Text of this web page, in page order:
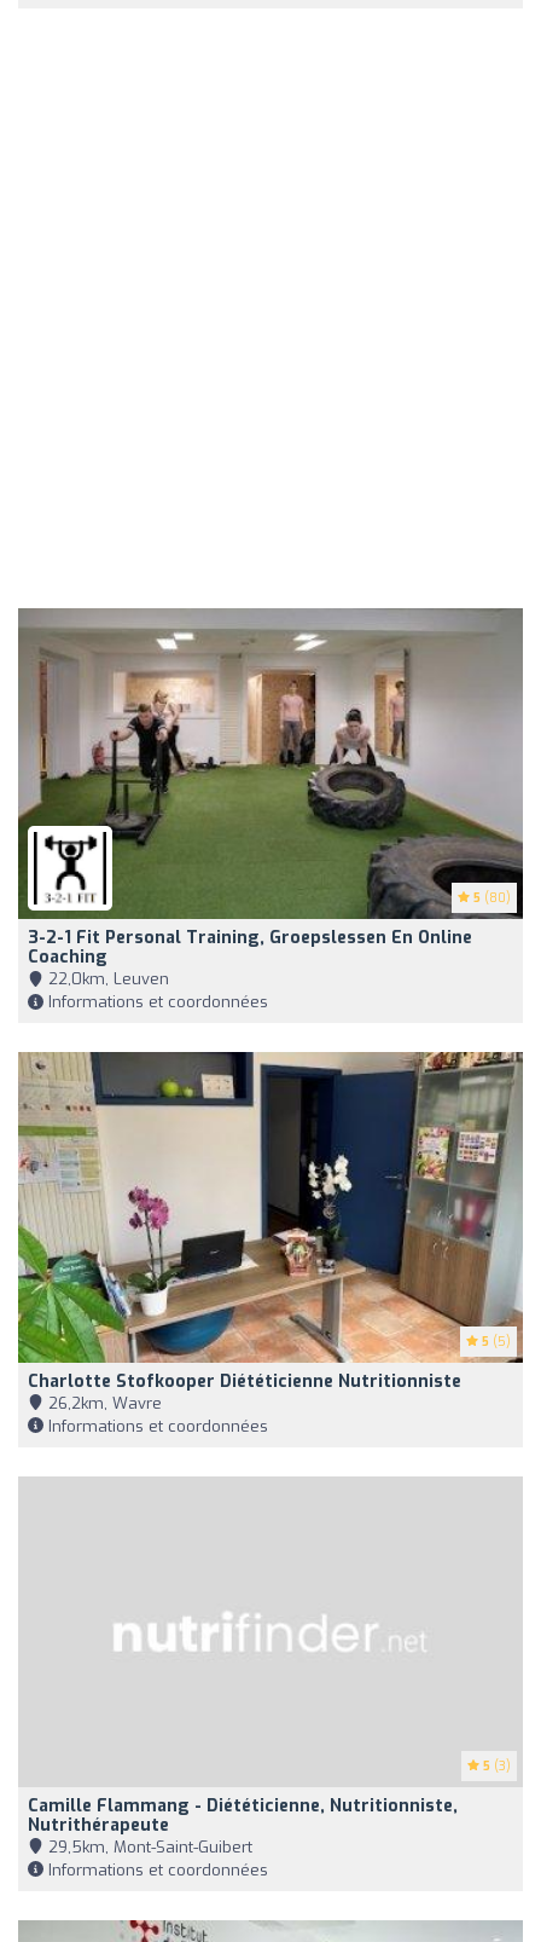
5 (80)
3-2-1 Fit Personal Training, Groepslessen En Online
Coaching
22,0km, Leuven
Informations et coordonnées
5 (5)
Charlotte Stofkooper Diététicienne Nutritionniste
26,2km, Wavre
Informations et coordonnées
5 (3)
Camille Flammang - Diététicienne, Nutritionniste,
Nutrithérapeute
29,5km, Mont-Saint-Guibert
Informations et coordonnées